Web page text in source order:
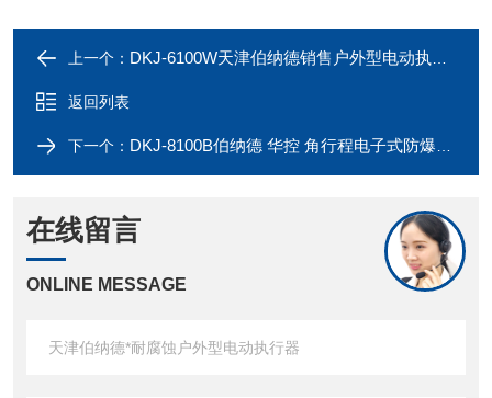
上一个： DKJ-6100W天津伯纳德销售户外型电动执行器
返回列表
下一个： DKJ-8100B伯纳德 华控 角行程电子式防爆型电动执行器
在线留言
ONLINE MESSAGE